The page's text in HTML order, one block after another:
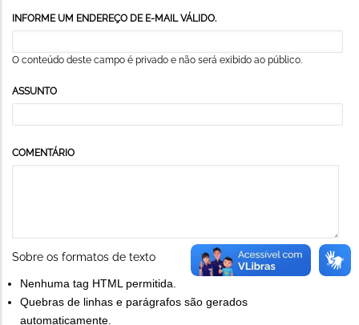
INFORME UM ENDEREÇO DE E-MAIL VÁLIDO.
O conteúdo deste campo é privado e não será exibido ao público.
ASSUNTO
COMENTÁRIO
Sobre os formatos de texto
Nenhuma tag HTML permitida.
Quebras de linhas e parágrafos são gerados
automaticamente.